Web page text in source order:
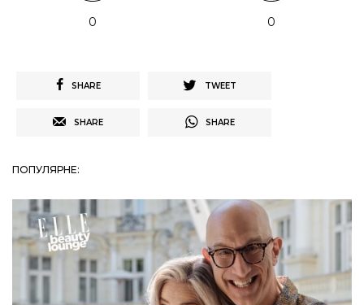
0 0
SHARE TWEET
SHARE SHARE
ПОПУЛЯРНЕ: